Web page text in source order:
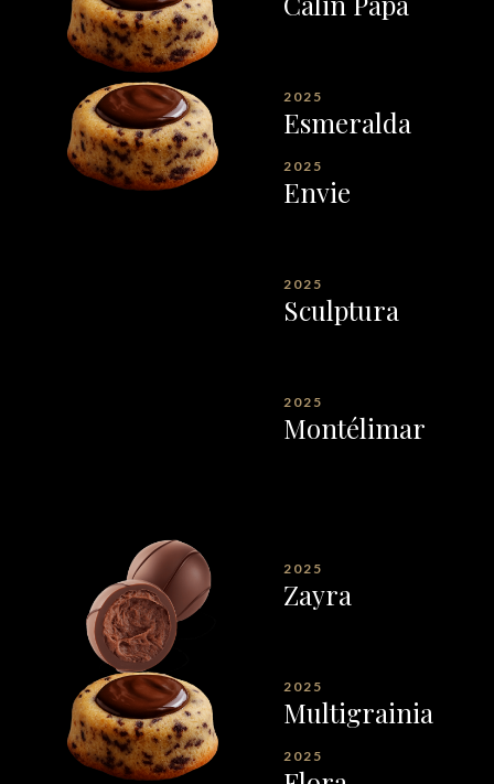
2025
Esmeralda
2025
Envie
2025
Sculptura
2025
Montélimar
2025
Zayra
2025
Multigrainia
2025